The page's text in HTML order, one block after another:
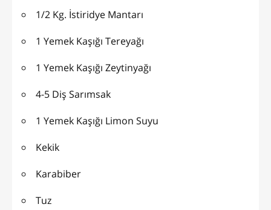
1/2 Kg. İstiridye Mantarı
1 Yemek Kaşığı Tereyağı
1 Yemek Kaşığı Zeytinyağı
4-5 Diş Sarımsak
1 Yemek Kaşığı Limon Suyu
Kekik
Karabiber
Tuz